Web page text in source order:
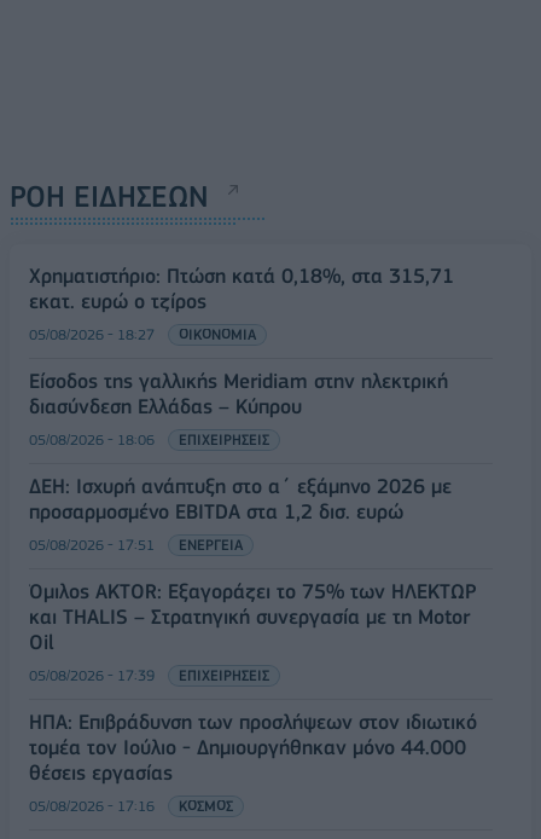
ΡΟΗ ΕΙΔΗΣΕΩΝ
Χρηματιστήριο: Πτώση κατά 0,18%, στα 315,71
εκατ. ευρώ ο τζίρος
05/08/2026 - 18:27 ΟΙΚΟΝΟΜΙΑ
Είσοδος της γαλλικής Meridiam στην ηλεκτρική
διασύνδεση Ελλάδας – Κύπρου
05/08/2026 - 18:06 ΕΠΙΧΕΙΡΗΣΕΙΣ
ΔΕΗ: Ισχυρή ανάπτυξη στο α΄ εξάμηνο 2026 με
προσαρμοσμένο EBITDA στα 1,2 δισ. ευρώ
05/08/2026 - 17:51 ΕΝΕΡΓΕΙΑ
Όμιλος AKTOR: Εξαγοράζει το 75% των ΗΛΕΚΤΩΡ
και THALIS – Στρατηγική συνεργασία με τη Motor
Oil
05/08/2026 - 17:39 ΕΠΙΧΕΙΡΗΣΕΙΣ
ΗΠΑ: Επιβράδυνση των προσλήψεων στον ιδιωτικό
τομέα τον Ιούλιο - Δημιουργήθηκαν μόνο 44.000
θέσεις εργασίας
05/08/2026 - 17:16 ΚΟΣΜΟΣ